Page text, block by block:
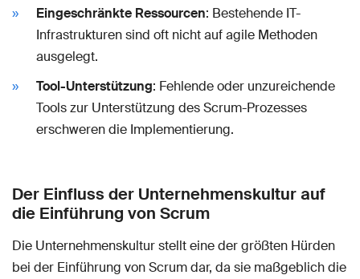
Eingeschränkte Ressourcen: Bestehende IT-
Infrastrukturen sind oft nicht auf agile Methoden
ausgelegt.
Tool-Unterstützung: Fehlende oder unzureichende
Tools zur Unterstützung des Scrum-Prozesses
erschweren die Implementierung.
Der Einfluss der Unternehmenskultur auf
die Einführung von Scrum
Die Unternehmenskultur stellt eine der größten Hürden
bei der Einführung von Scrum dar, da sie maßgeblich die